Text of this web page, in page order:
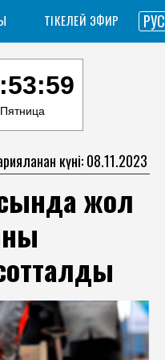
ТІКЕЛЕЙ ЭФИР РУС
Пятница
күні: 08.11.2023
жол